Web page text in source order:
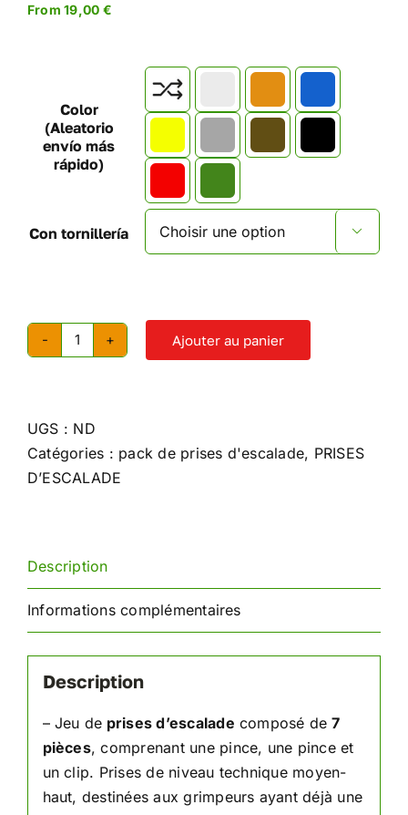
From 19,00 €
Color
(Aleatorio
envío más
rápido)
Con tornillería 
quantité
d'escalade
Glands
Ajouter au panier
UGS : ND
Catégories : pack de prises d'escalade, PRISES
D’ESCALADE
Description
Informations complémentaires
Description
– Jeu de prises d’escalade composé de 7
pièces, comprenant une pince, une pince et
un clip. Prises de niveau technique moyen-
haut, destinées aux grimpeurs ayant déjà une